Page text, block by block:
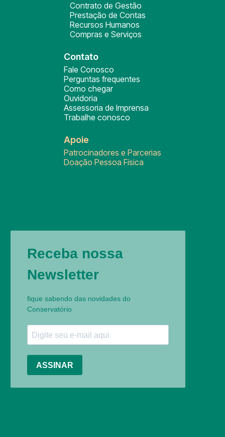
Contrato de Gestão
Prestação de Contas
Recursos Humanos
Compras e Serviços
Contato
Fale Conosco
Perguntas frequentes
Como chegar
Ouvidoria
Assessoria de Imprensa
Trabalhe conosco
Apoie
Patrocinadores e Parcerias
Doação Pessoa Física